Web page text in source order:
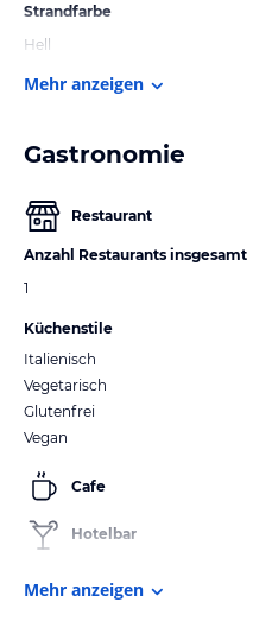
Strandfarbe
Hell
Mehr anzeigen
Gastronomie
Restaurant
Anzahl Restaurants insgesamt
1
Küchenstile
Italienisch
Vegetarisch
Glutenfrei
Vegan
Cafe
Hotelbar
Mehr anzeigen